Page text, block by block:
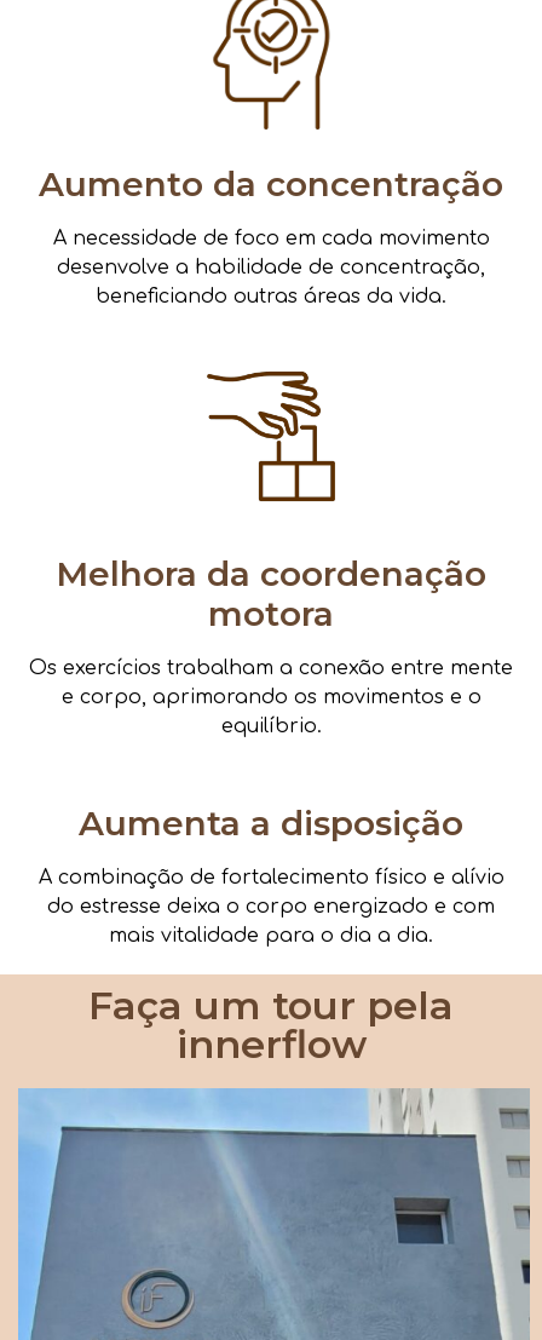
Aumento da concentração
A necessidade de foco em cada movimento
desenvolve a habilidade de concentração,
beneficiando outras áreas da vida.
Melhora da coordenação
motora
Os exercícios trabalham a conexão entre mente
e corpo, aprimorando os movimentos e o
equilíbrio.
Aumenta a disposição
A combinação de fortalecimento físico e alívio
do estresse deixa o corpo energizado e com
mais vitalidade para o dia a dia.
Faça um tour pela
innerflow